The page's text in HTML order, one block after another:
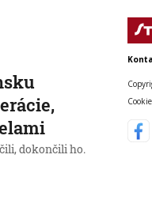
dokončili ho.